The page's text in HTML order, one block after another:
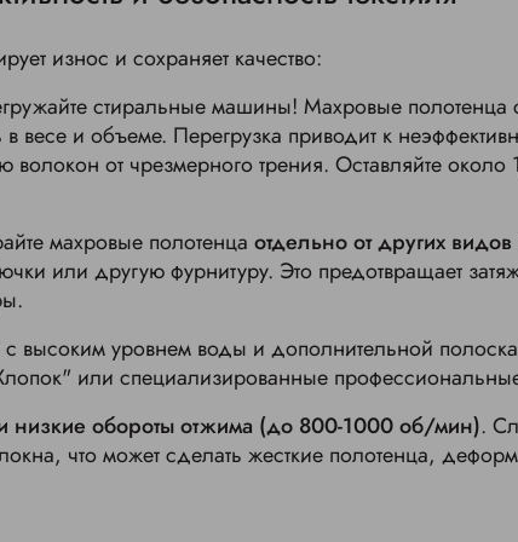
износ и сохраняет качество:
стиральные машины! Махровые полотенца
весе и объеме. Перегрузка приводит к
от чрезмерного трения. Оставляйте
махровые полотенца отдельно от других видов
или другую фурнитуру. Это предотвращает
высоким уровнем воды и дополнительной
или специализированные
низкие обороты отжима (до 800-1000 об/мин).
что может сделать жесткие полотенца,